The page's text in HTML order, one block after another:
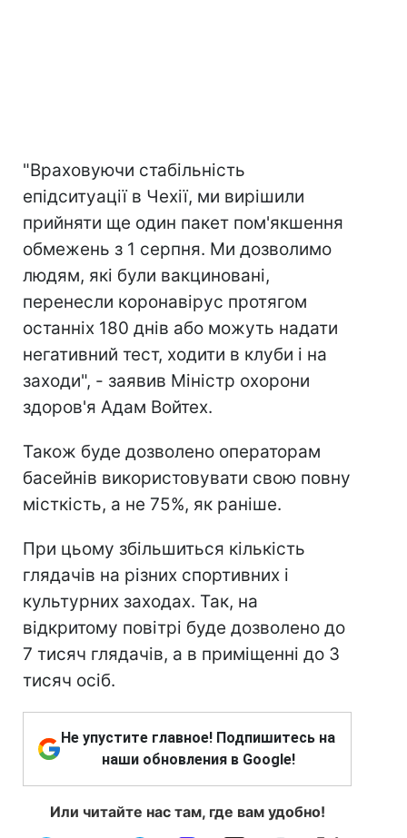
"Враховуючи стабільність
епідситуації в Чехії, ми вирішили
прийняти ще один пакет пом'якшення
обмежень з 1 серпня. Ми дозволимо
людям, які були вакциновані,
перенесли коронавірус протягом
останніх 180 днів або можуть надати
негативний тест, ходити в клуби і на
заходи", - заявив Міністр охорони
здоров'я Адам Войтех.
Також буде дозволено операторам
басейнів використовувати свою повну
місткість, а не 75%, як раніше.
При цьому збільшиться кількість
глядачів на різних спортивних і
культурних заходах. Так, на
відкритому повітрі буде дозволено до
7 тисяч глядачів, а в приміщенні до 3
тисяч осіб.
Не упустите главное! Подпишитесь на
наши обновления в Google!
Или читайте нас там, где вам удобно!